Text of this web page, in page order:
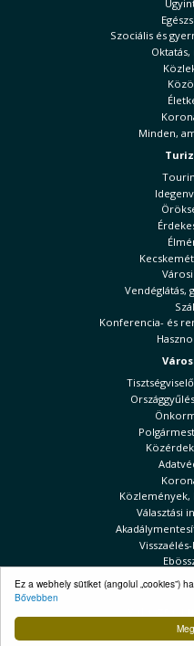
Ez a webhely sütiket (angolul „cookies”)
Bővebben
Szociális és
Minden,
Vendéglátás,
Konferencia- és
Választási